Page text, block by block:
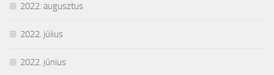
2022. augusztus
2022. július
2022. június